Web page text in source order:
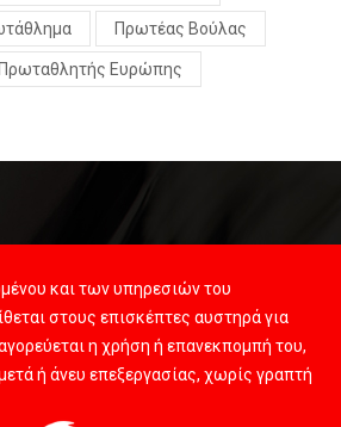
Πρωτέας Βούλας
Πρωταθλητής Ευρώπης
και των υπηρεσιών του
στους επισκέπτες αυστηρά για
η χρήση ή επανεκπομπή του,
ή άνευ επεξεργασίας, χωρίς γραπτή